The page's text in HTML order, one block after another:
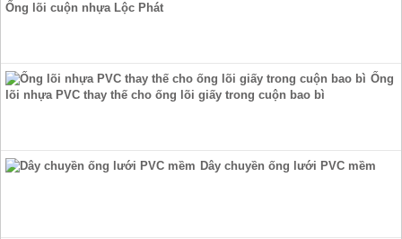
Ống lõi cuộn nhựa Lộc Phát
Ống
lõi nhựa PVC thay thế cho ống lõi giấy trong cuộn bao bì
Dây chuyền ống lưới PVC mềm